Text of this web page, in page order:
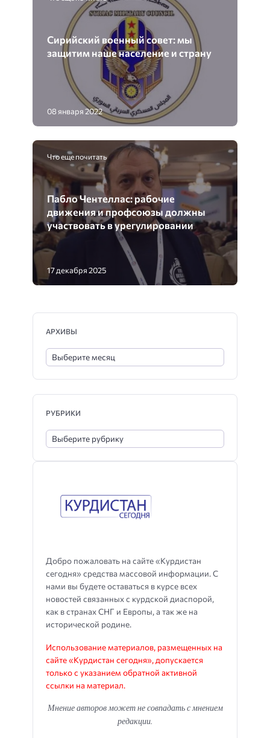
Сирийский военный совет: мы
защитим наше население и страну
08 января 2022
Что еще почитать
Пабло Чентеллас: рабочие
движения и профсоюзы должны
участвовать в урегулировании
17 декабря 2025
Добро пожаловать на сайте «Курдистан
сегодня» средства массовой информации. С
нами вы будете оставаться в курсе всех
новостей связанных с курдской диаспорой,
как в странах СНГ и Европы, а так же на
исторической родине.
Использование материалов, размещенных на
сайте «Курдистан сегодня», допускается
только с указанием обратной активной
ссылки на материал.
Мнение авторов может не совпадать с мнением
редакции.
АРХИВЫ
РУБРИКИ